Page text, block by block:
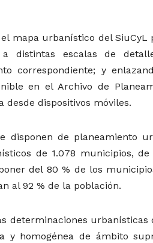
mapa urbanístico del
a distintas escalas de
correspondiente; y
en el Archivo de
dispositivos móviles.
disponen de planeamiento
de 1.078 municipios,
del 80 % de los
al 92 % de la población.
determinaciones
y homogénea de ámbito